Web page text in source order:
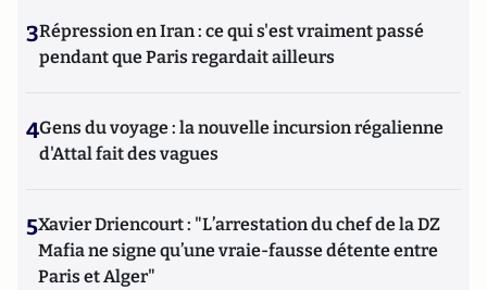
3Répression en Iran : ce qui s'est vraiment passé
pendant que Paris regardait ailleurs
4Gens du voyage : la nouvelle incursion régalienne
d'Attal fait des vagues
5Xavier Driencourt : "L’arrestation du chef de la DZ
Mafia ne signe qu’une vraie-fausse détente entre
Paris et Alger"